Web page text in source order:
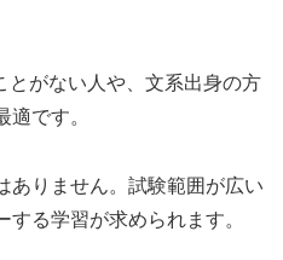
とがない人や、文系出身の方
です。
ありません。試験範囲が広い
る学習が求められます。